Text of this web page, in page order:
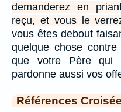
demanderez en
reçu, et vous le
vous êtes debout
quelque chose
que votre Père qui
pardonne aussi vos
Références